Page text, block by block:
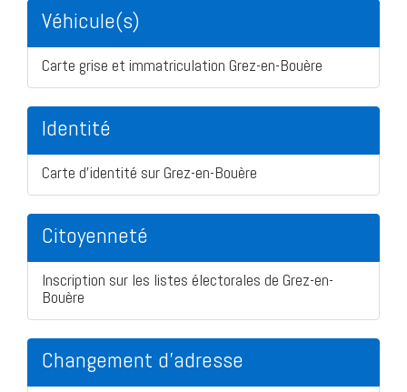
Véhicule(s)
Carte grise et immatriculation Grez-en-Bouère
Identité
Carte d'identité sur Grez-en-Bouère
Citoyenneté
Inscription sur les listes électorales de Grez-en-
Bouère
Changement d'adresse